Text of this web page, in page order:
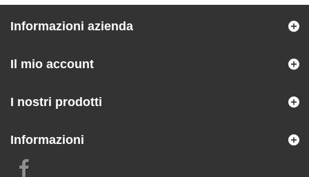
Informazioni azienda
Il mio account
I nostri prodotti
Informazioni